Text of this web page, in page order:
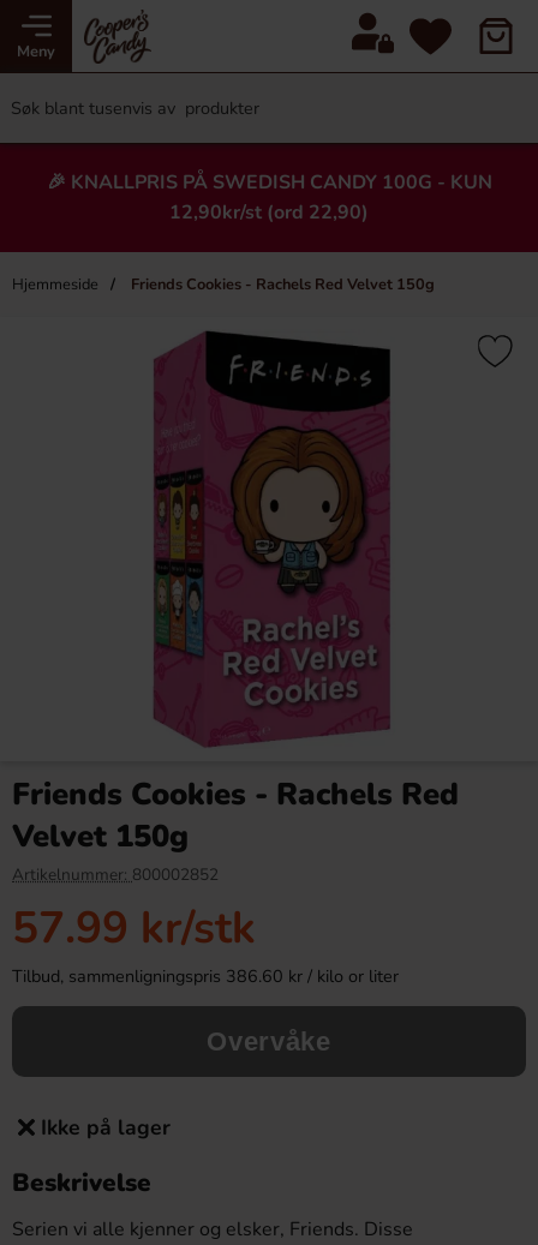
Meny
🎉 KNALLPRIS PÅ SWEDISH CANDY 100G - KUN
12,90kr/st (ord 22,90)
Hjemmeside Friends Cookies - Rachels Red Velvet 150g
Heading
×
Köp
-43%
Chocolate 50g
Friends Cookies - Rachels Red
Velvet 150g
Artikelnummer: 800002852
57.99 kr/stk
Tilbud, sammenligningspris 386.60 kr / kilo or liter
Overvåke
Ikke på lager
Beskrivelse
Serien vi alle kjenner og elsker, Friends. Disse